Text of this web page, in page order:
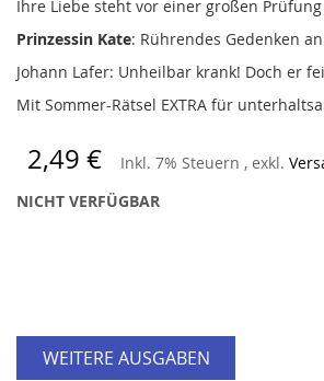
Ihre Liebe steht vor einer großen Prüfung
Prinzessin Kate: Rührendes Gedenken
Johann Lafer: Unheilbar krank! Doch er
Mit Sommer-Rätsel EXTRA für
2,49 € Inkl. 7% Steuern , exkl.
NICHT VERFÜGBAR
WEITERE AUSGABEN